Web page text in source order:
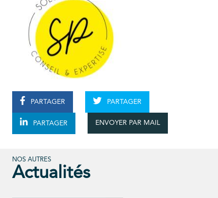
PARTAGER PARTAGER
PARTAGER ENVOYER PAR MAIL
NOS AUTRES
Actualités